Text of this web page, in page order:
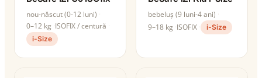
nou-născut (0-12 luni)
0–12 kg ISOFIX / centură
i-Size
bebeluș (9 luni-4 ani)
9–18 kg ISOFIX i-Size